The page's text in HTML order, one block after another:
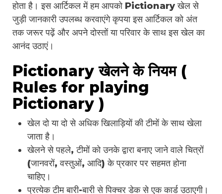
होता है। इस आर्टिकल में हम आपको Pictionary खेल से
जुड़ी जानकारी उपलब्ध करवाएंगे कृपया इस आर्टिकल को अंत
तक जरूर पढ़ें और अपने दोस्तों या परिवार के साथ इस खेल का
आनंद उठाएं।
Pictionary खेलने के नियम (
Rules for playing
Pictionary )
खेल दो या दो से अधिक खिलाड़ियों की टीमों के साथ खेला
जाता है।
खेलने से पहले, टीमों को उनके द्वारा बनाए जाने वाले चित्रों
(जानवरों, वस्तुओं, आदि) के प्रकार पर सहमत होना
चाहिए।
प्रत्येक टीम बारी-बारी से पिक्चर डेक से एक कार्ड उठाएगी।